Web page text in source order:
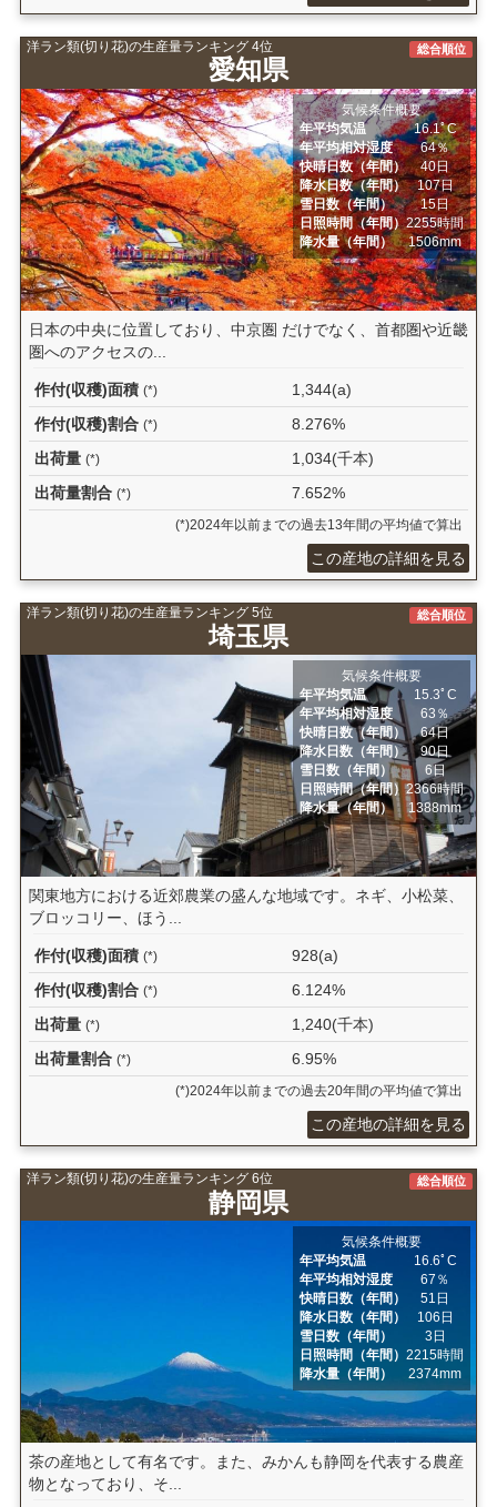
洋ラン類(切り花)の生産量ランキング 4位
愛知県
総合順位
気候条件概要
年平均気温
16.1ﾟC
年平均相対湿度
64％
快晴日数（年間）
40日
降水日数（年間）
107日
雪日数（年間）
15日
日照時間（年間）2255時間
降水量（年間）
1506mm
日本の中央に位置しており、中京圏 だけでなく、首都圏や近畿
圏へのアクセスの...
作付(収穫)面積 (*)
1,344(a)
作付(収穫)割合 (*)
8.276%
出荷量 (*)
1,034(千本)
出荷量割合 (*) 7.652%
(*)2024年以前までの過去13年間の平均値で算出
この産地の詳細を見る
洋ラン類(切り花)の生産量ランキング 5位
埼玉県
総合順位
気候条件概要
年平均気温
15.3ﾟC
年平均相対湿度
63％
快晴日数（年間）
64日
降水日数（年間）
90日
雪日数（年間）
6日
日照時間（年間）2366時間
降水量（年間）
1388mm
関東地方における近郊農業の盛んな地域です。ネギ、小松菜、
ブロッコリー、ほう...
作付(収穫)面積 (*)
928(a)
作付(収穫)割合 (*)
6.124%
出荷量 (*)
1,240(千本)
出荷量割合 (*) 6.95%
(*)2024年以前までの過去20年間の平均値で算出
この産地の詳細を見る
洋ラン類(切り花)の生産量ランキング 6位
静岡県
総合順位
気候条件概要
年平均気温
16.6ﾟC
年平均相対湿度
67％
快晴日数（年間）
51日
降水日数（年間）
106日
雪日数（年間）
3日
日照時間（年間）2215時間
降水量（年間）
2374mm
茶の産地として有名です。また、みかんも静岡を代表する農産
物となっており、そ...